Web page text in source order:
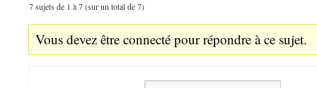
7 sujets de 1 à 7 (sur un total de 7)
Vous devez être connecté pour répondre à ce sujet.